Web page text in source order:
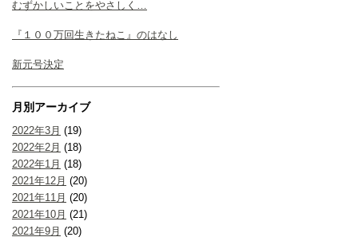
むずかしいことをやさしく…
『１００万回生きたねこ』のはなし
新元号決定
月別アーカイブ
2022年3月 (19)
2022年2月 (18)
2022年1月 (18)
2021年12月 (20)
2021年11月 (20)
2021年10月 (21)
2021年9月 (20)